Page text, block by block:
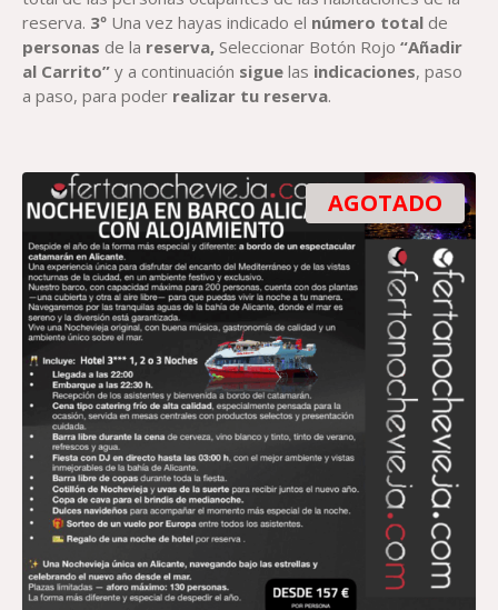
reserva. 3º Una vez hayas indicado el número total de
personas de la reserva, Seleccionar Botón Rojo“Añadir
al Carrito” y a continuación sigue las indicaciones, paso
a paso, para poder realizar tu reserva.
AGOTADO